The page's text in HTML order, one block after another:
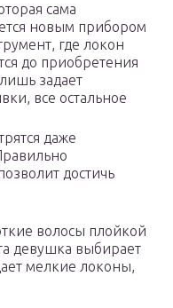
сама
новым прибором
где локон
до приобретения
задает
все остальное
даже
достичь
волосы плойкой
девушка выбирает
мелкие локоны,